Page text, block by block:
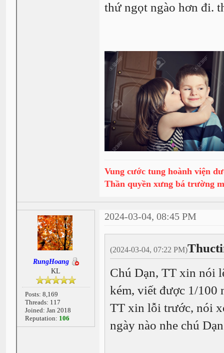
thứ ngọt ngào hơn đi.
Vung cước tung hoành viện
Thần quyền xưng bá trường
RungHoang
KL
Posts: 8,169
Threads: 117
Joined: Jan 2018
Reputation: 106
2024-03-04, 08:45 PM
(2024-03-04, 07:22 PM)
Chú Dạn, TT xin nói
kém, viết được 1/100
TT xin lỗi trước, nói
ngày nào nhe chú